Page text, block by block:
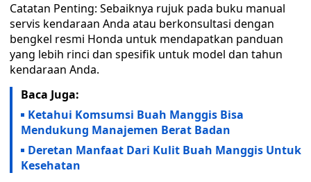
Catatan Penting: Sebaiknya rujuk pada buku manual
servis kendaraan Anda atau berkonsultasi dengan
bengkel resmi Honda untuk mendapatkan panduan
yang lebih rinci dan spesifik untuk model dan tahun
kendaraan Anda.
Baca Juga:
Ketahui Komsumsi Buah Manggis Bisa
Mendukung Manajemen Berat Badan
Deretan Manfaat Dari Kulit Buah Manggis Untuk
Kesehatan